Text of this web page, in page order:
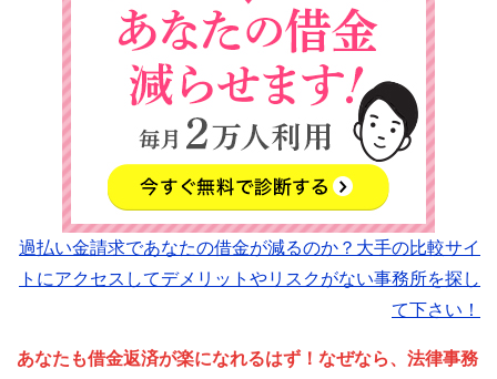
過払い金請求であなたの借金が減るのか？大手の比較サイ
トにアクセスしてデメリットやリスクがない事務所を探し
て下さい！
あなたも借金返済が楽になれるはず！なぜなら、法律事務